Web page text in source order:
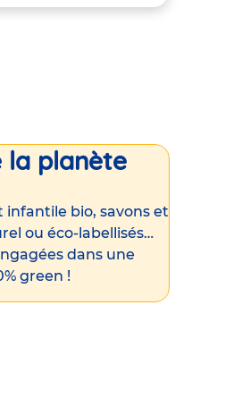
la planète
infantile bio, savons et
ou éco-labellisés…
dans une
green !